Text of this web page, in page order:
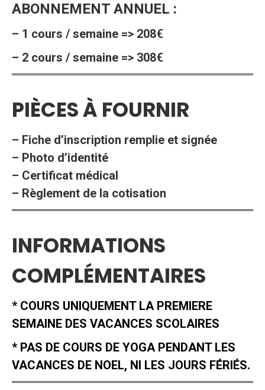
ABONNEMENT ANNUEL :
– 1 cours / semaine => 208€
– 2 cours / semaine => 308€
PIÈCES À FOURNIR
– Fiche d’inscription remplie et signée
– Photo d’identité
– Certificat médical
– Règlement de la cotisation
INFORMATIONS
COMPLÉMENTAIRES
* COURS UNIQUEMENT LA PREMIERE
SEMAINE DES VACANCES SCOLAIRES
* PAS DE COURS DE YOGA PENDANT LES
VACANCES DE NOEL, NI LES JOURS FÉRIÉS.